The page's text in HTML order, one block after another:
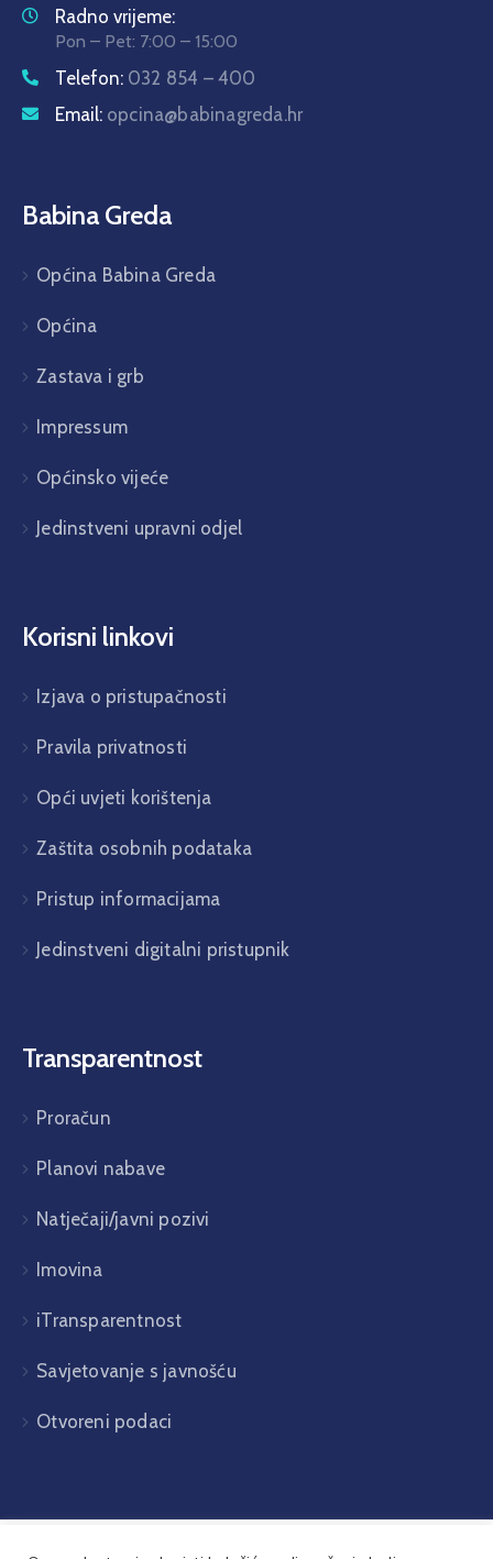
Radno vrijeme:
Pon – Pet: 7:00 – 15:00
Telefon: 032 854 – 400
Email: opcina@babinagreda.hr
Babina Greda
Općina Babina Greda
Općina
Zastava i grb
Impressum
Općinsko vijeće
Jedinstveni upravni odjel
Korisni linkovi
Izjava o pristupačnosti
Pravila privatnosti
Opći uvjeti korištenja
Zaštita osobnih podataka
Pristup informacijama
Jedinstveni digitalni pristupnik
Transparentnost
Proračun
Planovi nabave
Natječaji/javni pozivi
Imovina
iTransparentnost
Savjetovanje s javnošću
Otvoreni podaci